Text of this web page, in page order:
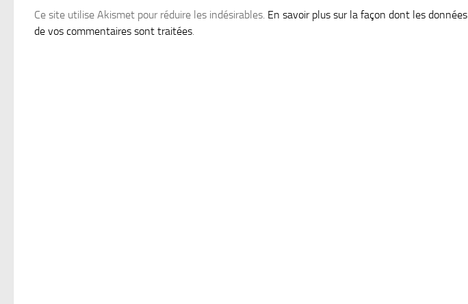
Ce site utilise Akismet pour réduire les indésirables. En savoir plus sur la façon dont les données
de vos commentaires sont traitées.